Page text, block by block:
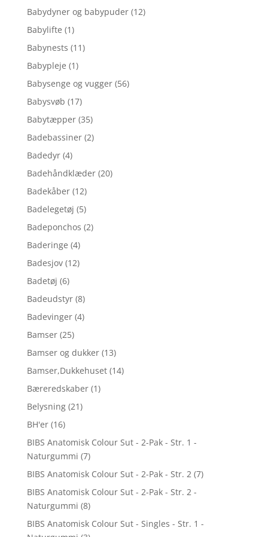
Babydyner og babypuder (12)
Babylifte (1)
Babynests (11)
Babypleje (1)
Babysenge og vugger (56)
Babysvøb (17)
Babytæpper (35)
Badebassiner (2)
Badedyr (4)
Badehåndklæder (20)
Badekåber (12)
Badelegetøj (5)
Badeponchos (2)
Baderinge (4)
Badesjov (12)
Badetøj (6)
Badeudstyr (8)
Badevinger (4)
Bamser (25)
Bamser og dukker (13)
Bamser,Dukkehuset (14)
Bæreredskaber (1)
Belysning (21)
BH'er (16)
BIBS Anatomisk Colour Sut - 2-Pak - Str. 1 -
Naturgummi (7)
BIBS Anatomisk Colour Sut - 2-Pak - Str. 2 (7)
BIBS Anatomisk Colour Sut - 2-Pak - Str. 2 -
Naturgummi (8)
BIBS Anatomisk Colour Sut - Singles - Str. 1 -